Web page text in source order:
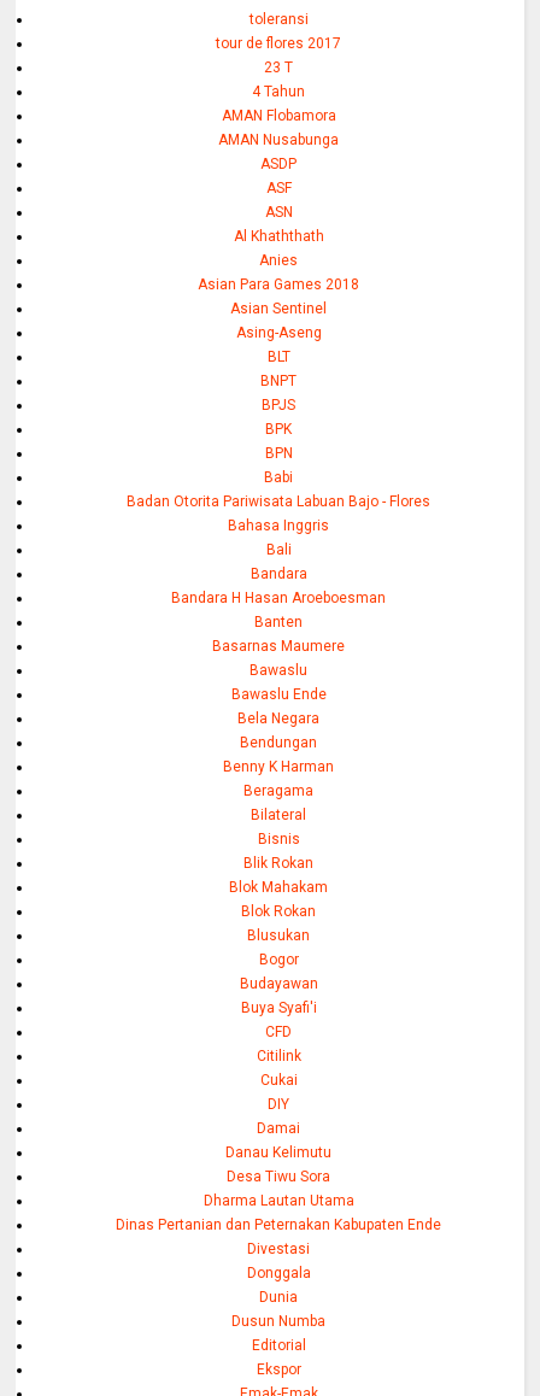
toleransi
tour de flores 2017
23 T
4 Tahun
AMAN Flobamora
AMAN Nusabunga
ASDP
ASF
ASN
Al Khaththath
Anies
Asian Para Games 2018
Asian Sentinel
Asing-Aseng
BLT
BNPT
BPJS
BPK
BPN
Babi
Badan Otorita Pariwisata Labuan Bajo - Flores
Bahasa Inggris
Bali
Bandara
Bandara H Hasan Aroeboesman
Banten
Basarnas Maumere
Bawaslu
Bawaslu Ende
Bela Negara
Bendungan
Benny K Harman
Beragama
Bilateral
Bisnis
Blik Rokan
Blok Mahakam
Blok Rokan
Blusukan
Bogor
Budayawan
Buya Syafi'i
CFD
Citilink
Cukai
DIY
Damai
Danau Kelimutu
Desa Tiwu Sora
Dharma Lautan Utama
Dinas Pertanian dan Peternakan Kabupaten Ende
Divestasi
Donggala
Dunia
Dusun Numba
Editorial
Ekspor